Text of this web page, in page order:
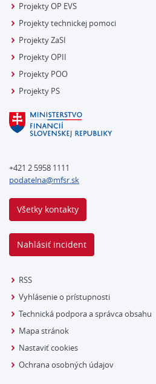
Projekty OP EVS
Projekty technickej pomoci
Projekty ZaSI
Projekty OPII
Projekty POO
Projekty PS
+421 2 5958 1111
podatelna@mfsr.sk
Všetky kontakty
Nahlásiť incident
RSS
Vyhlásenie o prístupnosti
Technická podpora a správca obsahu
Mapa stránok
Nastaviť cookies
Ochrana osobných údajov